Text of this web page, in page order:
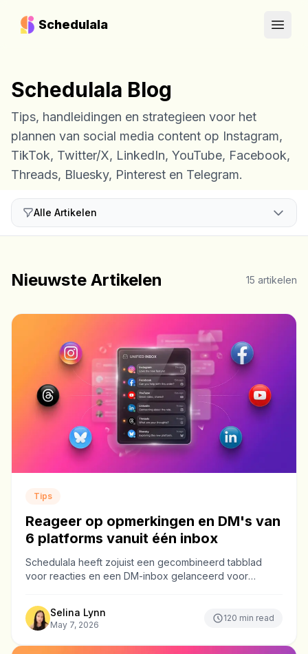
Schedulala
Open
Schedulala Blog
Tips, handleidingen en strategieen voor het
plannen van social media content op Instagram,
TikTok, Twitter/X, LinkedIn, YouTube, Facebook,
Threads, Bluesky, Pinterest en Telegram.
Alle Artikelen
Nieuwste Artikelen 15 artikelen
Tips
Reageer op opmerkingen en DM's van
6 platforms vanuit één inbox
Schedulala heeft zojuist een gecombineerd tabblad
voor reacties en een DM-inbox gelanceerd voor
Bluesky. Dit is wat het omvat, wat niet en en waarom.
Selina Lynn
May 7, 2026
120 min read